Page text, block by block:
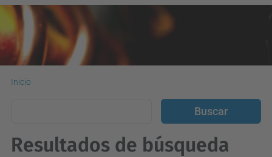
Inicio
Resultados de búsqueda